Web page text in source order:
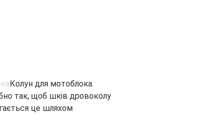
Колун для мотоблока
так, щоб шків дровоколу
це шляхом